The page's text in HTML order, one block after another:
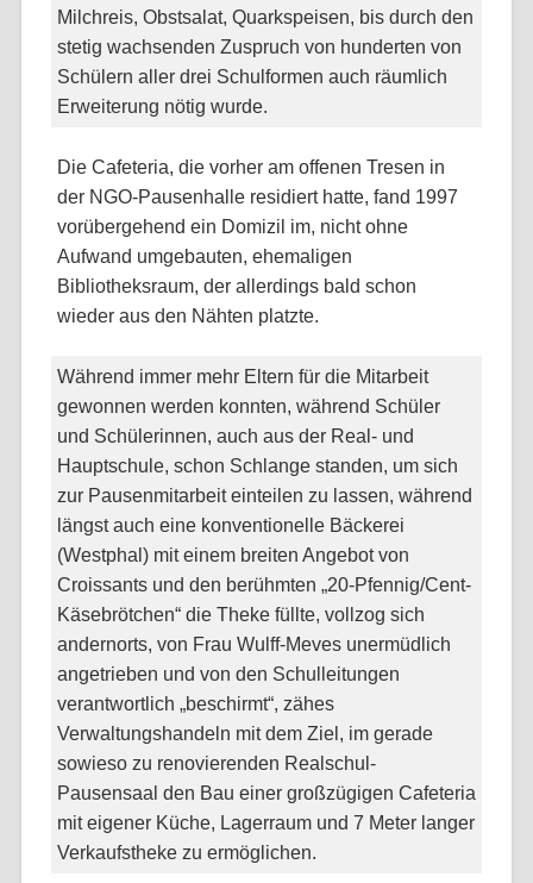
Milchreis, Obstsalat, Quarkspeisen, bis durch den
stetig wachsenden Zuspruch von hunderten von
Schülern aller drei Schulformen auch räumlich
Erweiterung nötig wurde.
Die Cafeteria, die vorher am offenen Tresen in
der NGO-Pausenhalle residiert hatte, fand 1997
vorübergehend ein Domizil im, nicht ohne
Aufwand umgebauten, ehemaligen
Bibliotheksraum, der allerdings bald schon
wieder aus den Nähten platzte.
Während immer mehr Eltern für die Mitarbeit
gewonnen werden konnten, während Schüler
und Schülerinnen, auch aus der Real- und
Hauptschule, schon Schlange standen, um sich
zur Pausenmitarbeit einteilen zu lassen, während
längst auch eine konventionelle Bäckerei
(Westphal) mit einem breiten Angebot von
Croissants und den berühmten „20-Pfennig/Cent-
Käsebrötchen“ die Theke füllte, vollzog sich
andernorts, von Frau Wulff-Meves unermüdlich
angetrieben und von den Schulleitungen
verantwortlich „beschirmt“, zähes
Verwaltungshandeln mit dem Ziel, im gerade
sowieso zu renovierenden Realschul-
Pausensaal den Bau einer großzügigen Cafeteria
mit eigener Küche, Lagerraum und 7 Meter langer
Verkaufstheke zu ermöglichen.